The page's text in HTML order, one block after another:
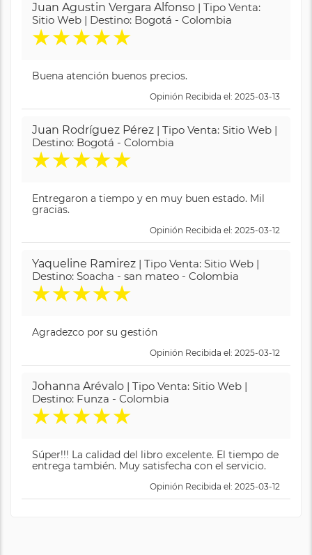
Juan Agustin Vergara Alfonso | Tipo Venta:
Sitio Web | Destino: Bogotá - Colombia
★★★★★
Buena atención buenos precios.
Opinión Recibida el: 2025-03-13
Juan Rodríguez Pérez | Tipo Venta: Sitio Web |
Destino: Bogotá - Colombia
★★★★★
Entregaron a tiempo y en muy buen estado. Mil
gracias.
Opinión Recibida el: 2025-03-12
Yaqueline Ramirez | Tipo Venta: Sitio Web |
Destino: Soacha - san mateo - Colombia
★★★★★
Agradezco por su gestión
Opinión Recibida el: 2025-03-12
Johanna Arévalo | Tipo Venta: Sitio Web |
Destino: Funza - Colombia
★★★★★
Súper!!! La calidad del libro excelente. El tiempo de
entrega también. Muy satisfecha con el servicio.
Opinión Recibida el: 2025-03-12